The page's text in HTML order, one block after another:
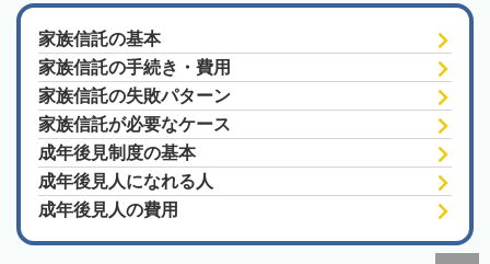
家族信託の基本
家族信託の手続き・費用
家族信託の失敗パターン
家族信託が必要なケース
成年後見制度の基本
成年後見人になれる人
成年後見人の費用